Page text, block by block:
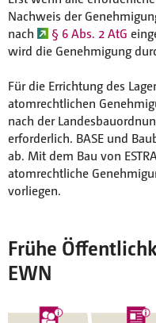
Nachweis der
nach
§ 6 Abs. 2 AtG
wird die Genehmigung
Für die Errichtung des
atomrechtlichen
nach der
erforderlich. BASE und
ab. Mit dem Bau von
atomrechtliche
vorliegen.
Frühe
EWN